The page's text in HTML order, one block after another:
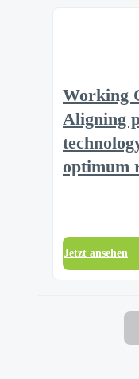
Working
Aligning
optimum
Jetzt ansehen